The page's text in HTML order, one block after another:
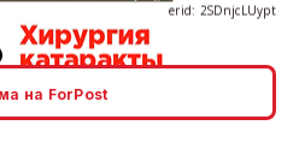
erid: 2SDnjcrDNw6
на ForPost